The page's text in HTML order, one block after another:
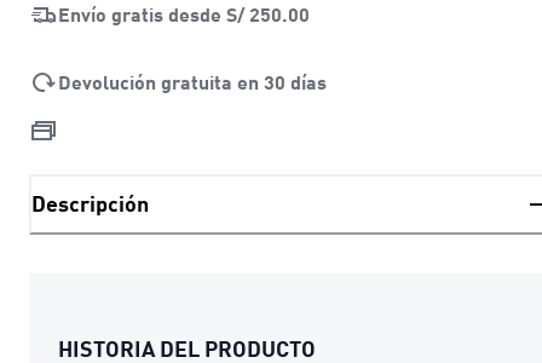
Envío gratis desde S/ 250.00
Devolución gratuita en 30 días
Descripción
HISTORIA DEL PRODUCTO